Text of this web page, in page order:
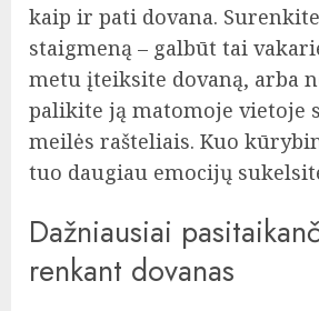
kaip ir pati dovana.
staigmeną – galbūt tai
metu įteiksite dovaną, arba
palikite ją matomoje vietoje
meilės rašteliais. Kuo
tuo daugiau emocijų
Dažniausiai
renkant dovanas